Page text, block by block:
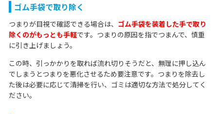
ゴム手袋で取り除く
つまりが目視で確認できる場合は、 ゴム手袋を装着した手で取り
除くのがもっとも手軽です。つまりの原因を指でつまんで、慎重
に引き上げましょう。
この時、引っかかりを取れば流れ切りそうだと、無理に押し込ん
でしまうとつまりを悪化させるため要注意です。つまりを除去し
た後は必要に応じて清掃を行い、ゴミは適切な方法で処分してく
ださい。